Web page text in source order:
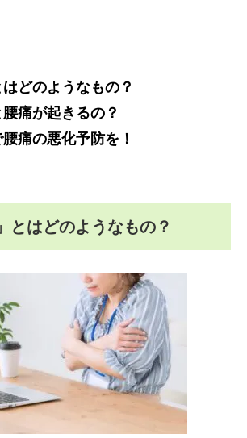
どのようなもの？
痛が起きるの？
痛の悪化予防を！
はどのようなもの？